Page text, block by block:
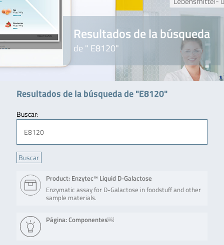
Resultados de la búsqueda
de " E8120"
Resultados de la búsqueda de "E8120"
Buscar:
Product: Enzytec™ Liquid D-Galactose
Enzymatic assay for D-Galactose in foodstuff and other
sample materials.
Página: Componentes￼